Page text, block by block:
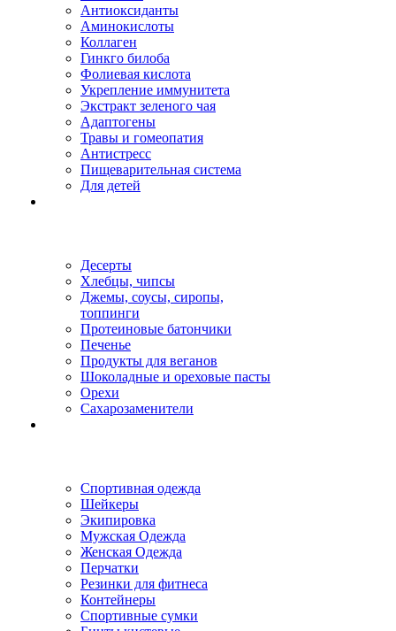
Антиоксиданты
Аминокислоты
Коллаген
Гинкго билоба
Фолиевая кислота
Укрепление иммунитета
Экстракт зеленого чая
Адаптогены
Травы и гомеопатия
Антистресс
Пищеварительная система
Для детей
Десерты
Хлебцы, чипсы
Джемы, соусы, сиропы,
топпинги
Протеиновые батончики
Печенье
Продукты для веганов
Шоколадные и ореховые пасты
Орехи
Сахарозаменители
Спортивная одежда
Шейкеры
Экипировка
Мужская Одежда
Женская Одежда
Перчатки
Резинки для фитнеса
Контейнеры
Спортивные сумки